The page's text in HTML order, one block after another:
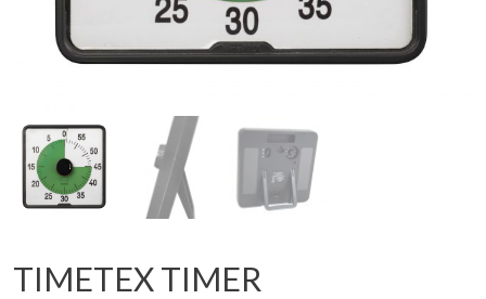
TIMETEX TIMER